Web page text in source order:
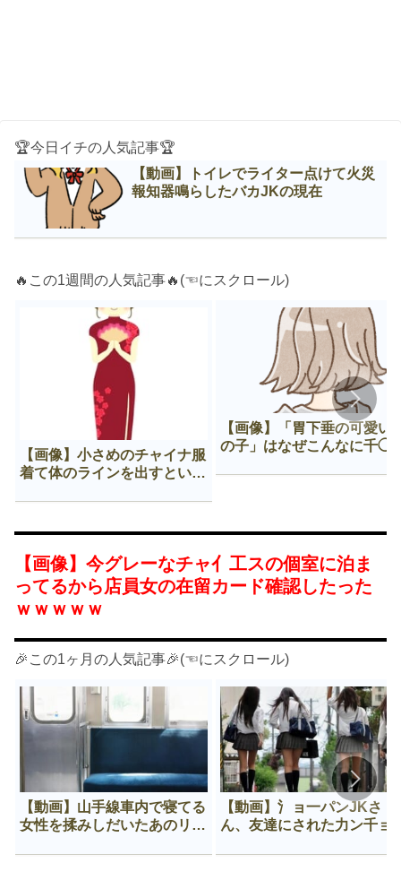
🏆今日イチの人気記事🏆
【動画】トイレでライター点けて火災
報知器鳴らしたバカJKの現在
🔥この1週間の人気記事🔥(☜にスクロール)
【画像】小さめのチャイナ服
着て体のラインを出すという
【画像】「胃下垂の可愛い
の子」はなぜこんなに千◯
【画像】今グレーなチャ亻工スの個室に泊ま
ってるから店員女の在留カード確認したった
ｗｗｗｗｗ
🎉この1ヶ月の人気記事🎉(☜にスクロール)
【動画】山手線車内で寝てる
女性を揉みしだいたあのリー
【動画】氵ョ一パンJKさ
ん、友達にされた力ン千ョ